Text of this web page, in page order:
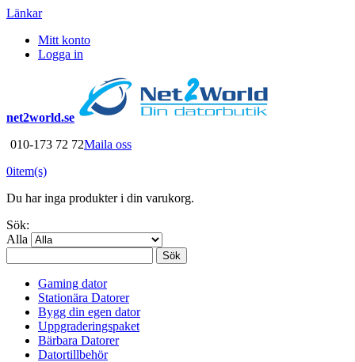
Länkar
Mitt konto
Logga in
net2world.se
010-173 72 72Maila oss
0item(s)
Du har inga produkter i din varukorg.
Sök:
Alla
Sök
Gaming dator
Stationära Datorer
Bygg din egen dator
Uppgraderingspaket
Bärbara Datorer
Datortillbehör